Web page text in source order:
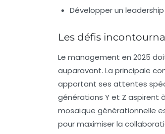
Développer un
Les défis
Le management en 2025
auparavant. La principale
apportant ses attentes
générations Y et Z aspirent
mosaïque générationnelle
pour maximiser la